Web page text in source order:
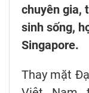
chuyên gia,
sinh sống,
Singapore.
Thay mặt